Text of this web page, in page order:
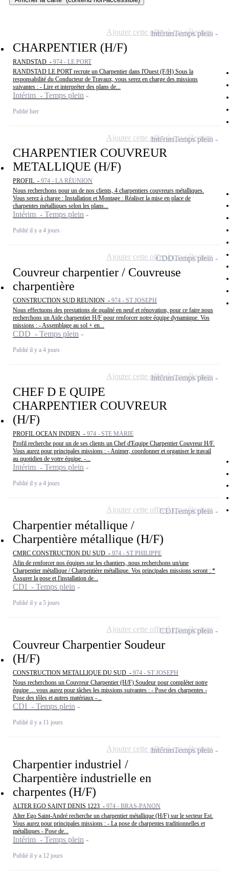
CHARPENTIER (H/F)
RANDSTAD - 974 - LE PORT
RANDSTAD LE PORT recrute un Charpentier dans l'Ouest (F/H) Sous la
responsabilité du Conducteur de Travaux, vous serez en charge des missions
suivantes : - Lire et interpréter des plans de...
Intérim - Temps plein
Publié hier
IntérimTemps plein
Ajouter cette offre à ma sélection
CHARPENTIER COUVREUR
METALLIQUE (H/F)
PROFIL - 974 - LA RÉUNION
Nous recherchons pour un de nos clients, 4 charpentiers couvreurs métalliques.
Vous serez à charge : Installation et Montage : Réaliser la mise en place de
charpentes métalliques selon les plans...
Intérim - Temps plein
Publié il y a 4 jours
IntérimTemps plein
Ajouter cette offre à ma sélection
Couvreur charpentier / Couvreuse
charpentière
CONSTRUCTION SUD REUNION - 974 - ST JOSEPH
Nous effectuons des prestations de qualité en neuf et rénovation, pour ce faire nous
recherchons un Aide charpentier H/F pour renforcer notre équipe dynamique. Vos
missions : - Assemblage au sol + en...
CDD - Temps plein
Publié il y a 4 jours
CDDTemps plein
Ajouter cette offre à ma sélection
CHEF D E QUIPE
CHARPENTIER COUVREUR
(H/F)
PROFIL OCEAN INDIEN - 974 - STE MARIE
Profil recherche pour un de ses clients un Chef d'Equipe Charpentier Couvreur H/F.
Vous aurez pour principales missions : - Animer, coordonner et organiser le travail
au quotidien de votre équipe. -...
Intérim - Temps plein
Publié il y a 4 jours
IntérimTemps plein
Ajouter cette offre à ma sélection
Charpentier métallique /
Charpentière métallique (H/F)
CMRC CONSTRUCTION DU SUD - 974 - ST PHILIPPE
Afin de renforcer nos équipes sur les chantiers, nous recherchons un/une
Charpentier métallique / Charpentière métallique. Vos principales missions seront : *
Assurer la pose et l'installation de...
CDI - Temps plein
Publié il y a 5 jours
CDITemps plein
Ajouter cette offre à ma sélection
Couvreur Charpentier Soudeur
(H/F)
CONSTRUCTION METALLIQUE DU SUD - 974 - ST JOSEPH
Nous recherchons un Couvreur Charpentier (H/F) Soudeur pour compléter notre
équipe ... vous aurez pour tâches les missions suivantes : - Pose des charpentes -
Pose des tôles et autres matériaux -...
CDI - Temps plein
Publié il y a 11 jours
CDITemps plein
Ajouter cette offre à ma sélection
Charpentier industriel /
Charpentière industrielle en
charpentes (H/F)
ALTER EGO SAINT DENIS 1223 - 974 - BRAS-PANON
Alter Ego Saint-André recherche un charpentier métallique (H/F) sur le secteur Est.
Vous aurez pour principales missions : - La pose de charpentes traditionnelles et
métalliques - Pose de...
Intérim - Temps plein
Publié il y a 12 jours
IntérimTemps plein
Ajouter cette offre à ma sélection